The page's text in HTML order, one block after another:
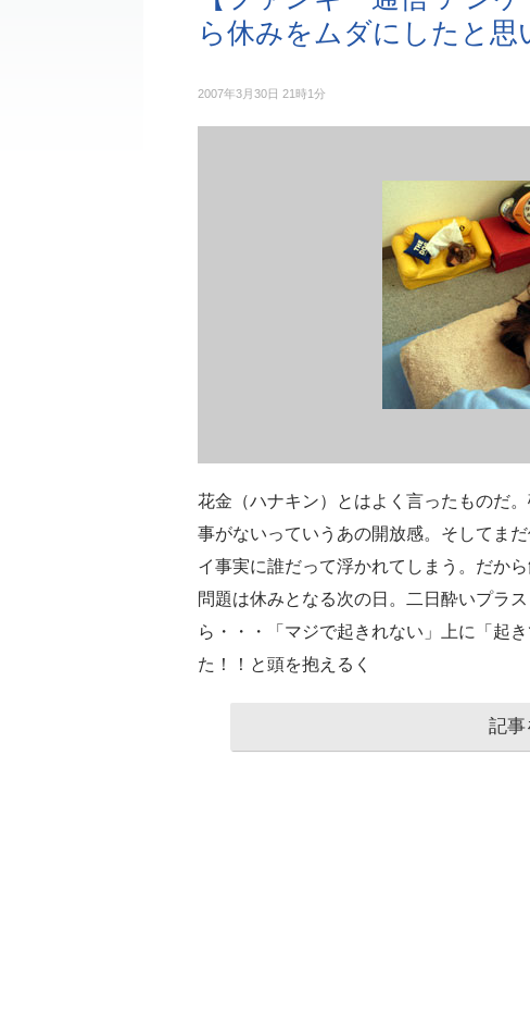
ら休みをムダにしたと思
2007年3月30日 21時1分
花金（ハナキン）とはよく言ったものだ
事がないっていうあの開放感。そしてま
イ事実に誰だって浮かれてしまう。だか
問題は休みとなる次の日。二日酔いプラ
ら・・・「マジで起きれない」上に「起
た！！と頭を抱えるく
記事